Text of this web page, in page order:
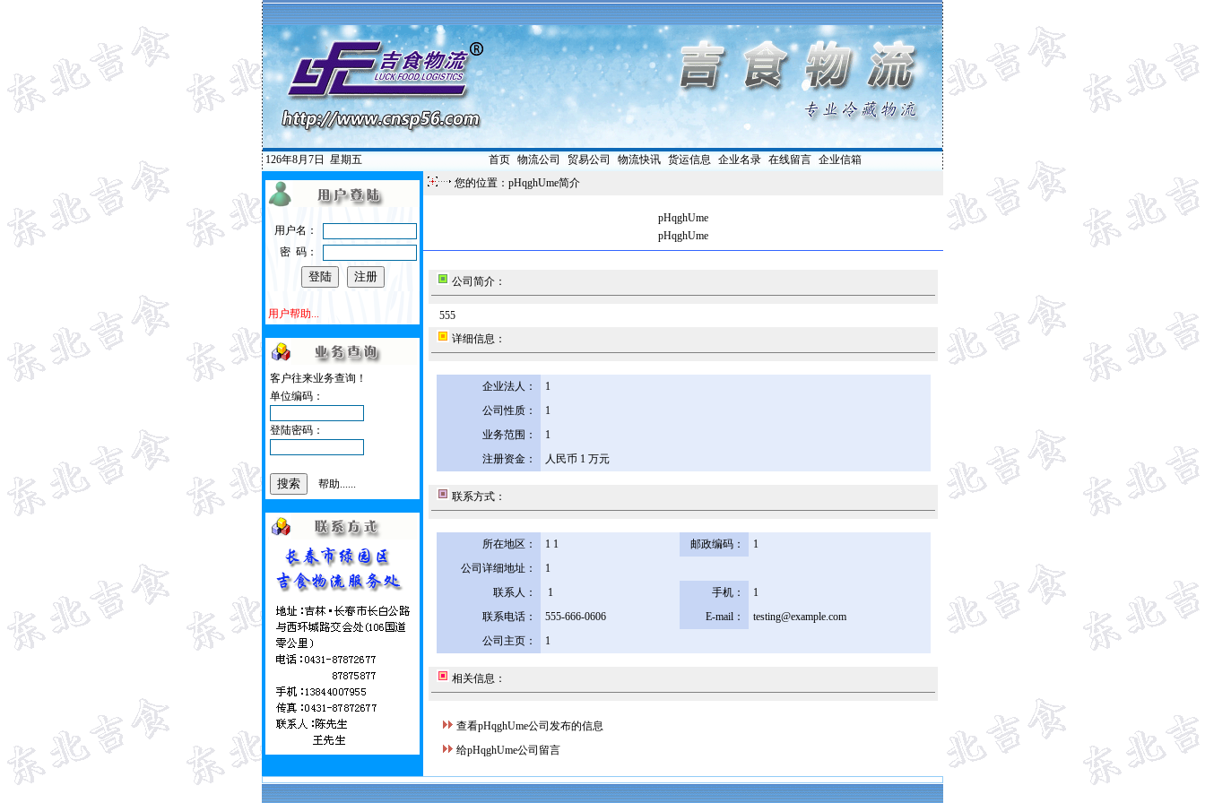
126年8月7日 星期五 首页| 物流公司 贸易公司 物流快讯| 货运信息 企业名录| 在线留言| 企业信箱
用户名：
密 码：
用户帮助...
客户往来业务查询！
单位编码：
登陆密码：
帮助......
您的位置：pHqghUme简介
pHqghUme
pHqghUme
公司简介：
555
详细信息：
企业法人：
1
公司性质：
1
业务范围：
1
注册资金：
人民币 1 万元
联系方式：
所在地区： 1 1 邮政编码：
1
公司详细地址：
1
联系人：
1 手机：
1
联系电话：
555-666-0606 E-mail：
testing@example.com
公司主页：
1
相关信息：
查看pHqghUme公司发布的信息
给pHqghUme公司留言